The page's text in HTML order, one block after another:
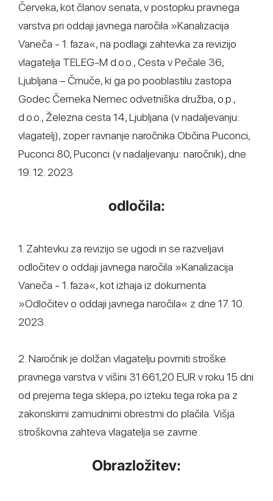
Červeka, kot članov senata, v postopku pravnega
varstva pri oddaji javnega naročila »Kanalizacija
Vaneča - 1. faza«, na podlagi zahtevka za revizijo
vlagatelja TELEG-M d.o.o., Cesta v Pečale 36,
Ljubljana – Črnuče, ki ga po pooblastilu zastopa
Godec Černeka Nemec odvetniška družba, o.p.,
d.o.o., Železna cesta 14, Ljubljana (v nadaljevanju:
vlagatelj), zoper ravnanje naročnika Občina Puconci,
Puconci 80, Puconci (v nadaljevanju: naročnik), dne
19. 12. 2023
odločila:
1. Zahtevku za revizijo se ugodi in se razveljavi
odločitev o oddaji javnega naročila »Kanalizacija
Vaneča - 1. faza«, kot izhaja iz dokumenta
»Odločitev o oddaji javnega naročila« z dne 17. 10.
2023.
2. Naročnik je dolžan vlagatelju povrniti stroške
pravnega varstva v višini 31.661,20 EUR v roku 15 dni
od prejema tega sklepa, po izteku tega roka pa z
zakonskimi zamudnimi obrestmi do plačila. Višja
stroškovna zahteva vlagatelja se zavrne.
Obrazložitev: